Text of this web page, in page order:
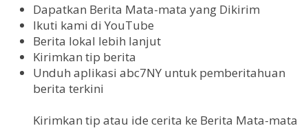
Dapatkan Berita Mata-mata yang Dikirim
Ikuti kami di YouTube
Berita lokal lebih lanjut
Kirimkan tip berita
Unduh aplikasi abc7NY untuk pemberitahuan
berita terkini
Kirimkan tip atau ide cerita ke Berita Mata-mata